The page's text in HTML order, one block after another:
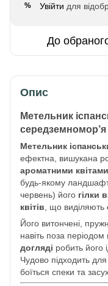
% Увійти для
До
Опис
Метельник
Метельник
ефектна, вишукана
ароматними квітами
будь-якому
червень) його гілки
квітів , що виділяють
Його витончені,
навіть поза періодом
догляді робить його
Чудово підходить для
боїться спеки та